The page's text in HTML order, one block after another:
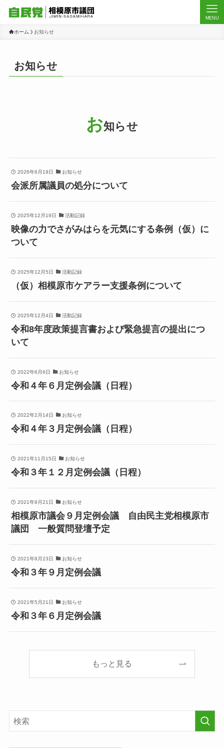
MENU
ホーム お知らせ
お知らせ
お知らせ
2026年6月19日 お知らせ
会派所属議員の処分について
2025年12月19日 活動記録
映像の力でさがみはらを元気にする条例（仮）に
ついて
2025年12月5日 活動記録
（仮）相模原市ケアラー支援条例について
2025年12月4日 活動記録
令和8年度政策提言書および緊急提言の提出につ
いて
2022年6月6日 お知らせ
令和４年６月定例会議（日程）
2022年2月14日 お知らせ
令和４年３月定例会議（日程）
2021年11月15日 お知らせ
令和３年１２月定例会議（日程）
2021年9月21日 お知らせ
相模原市議会９月定例会議 自由民主党相模原市
議団 一般質問登壇予定
2021年8月23日 お知らせ
令和３年９月定例会議
2021年5月21日 お知らせ
令和３年６月定例会議
もっと見る